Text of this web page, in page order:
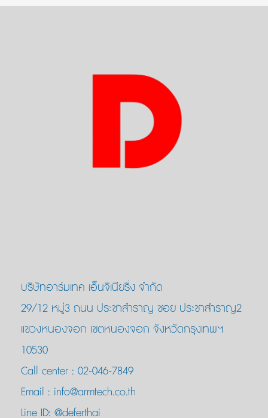
บริษัทอาร์มเทค เอ็นจิเนียริ่ง จำกัด
29/12 หมู่3 ถนน ประชาสำราญ ซอย ประชาสำราญ2
แขวงหนองจอก เขตหนองจอก จังหวัดกรุงเทพฯ
10530
Call center : 02-046-7849
Email : info@armtech.co.th
Line ID: @deferthai